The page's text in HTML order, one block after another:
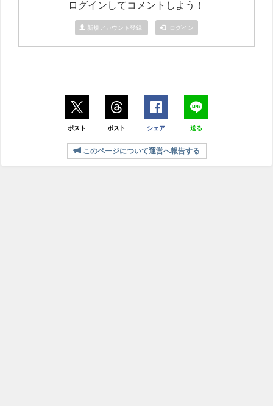
ログインしてコメントしよう！
新規アカウント登録 ログイン
ポスト ポスト シェア 送る
このページについて運営へ報告する